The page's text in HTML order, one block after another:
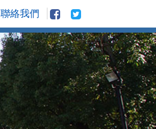
聯絡我們